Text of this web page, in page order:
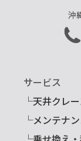
沖
サービス
└天井クレ
└メンテナ